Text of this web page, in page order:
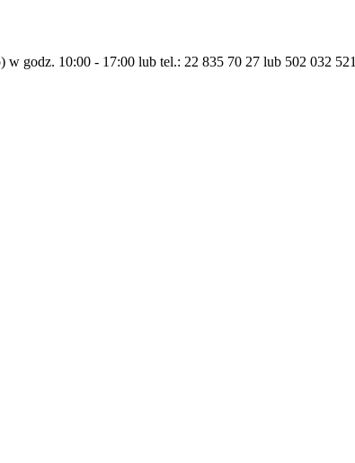
godz. 10:00 - 17:00 lub tel.: 22 835 70 27 lub 502 032 521